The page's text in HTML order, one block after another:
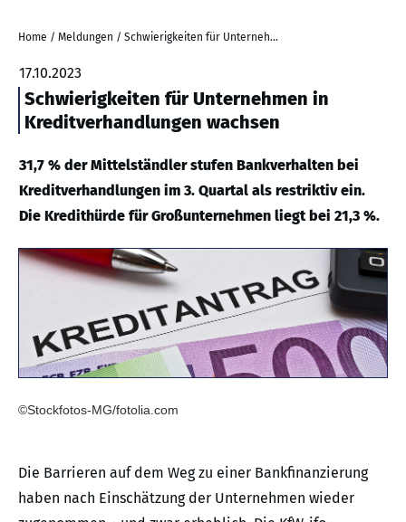
Home / Meldungen / Schwierigkeiten für Unternehmen in Kreditverhandlungen wachsen
17.10.2023
Schwierigkeiten für Unternehmen in
Kreditverhandlungen wachsen
31,7 % der Mittelständler stufen Bankverhalten bei
Kreditverhandlungen im 3. Quartal als restriktiv ein.
Die Kredithürde für Großunternehmen liegt bei 21,3 %.
©Stockfotos-MG/fotolia.com
Die Barrieren auf dem Weg zu einer Bankfinanzierung
haben nach Einschätzung der Unternehmen wieder